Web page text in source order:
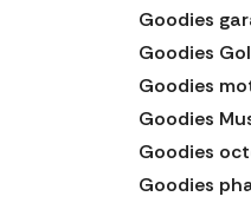
Goodies
Goodies
Goodies
Goodies
Goodies
Goodies